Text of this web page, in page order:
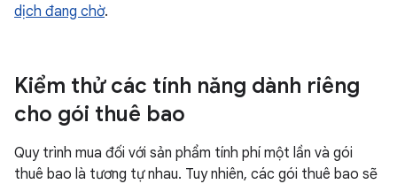
dịch đang chờ.
Kiểm thử các tính năng dành riêng
cho gói thuê bao
Quy trình mua đối với sản phẩm tính phí một lần và gói
thuê bao là tương tự nhau. Tuy nhiên, các gói thuê bao sẽ